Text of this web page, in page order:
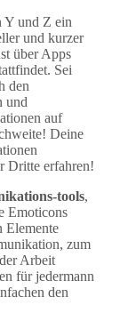
Y und Z ein
und kurzer
über Apps
Sei
den
und
auf
Deine
Dritte erfahren!
tools,
Emoticons
Elemente
zum
Arbeit
für jedermann
den